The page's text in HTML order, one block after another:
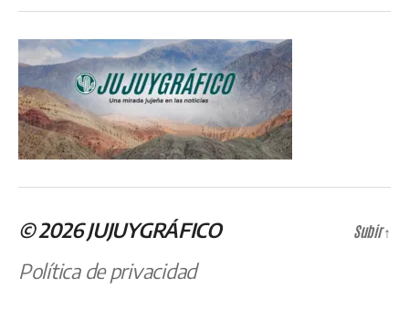
© 2026JUJUYGRÁFICO
Política de privacidad
Subir↑